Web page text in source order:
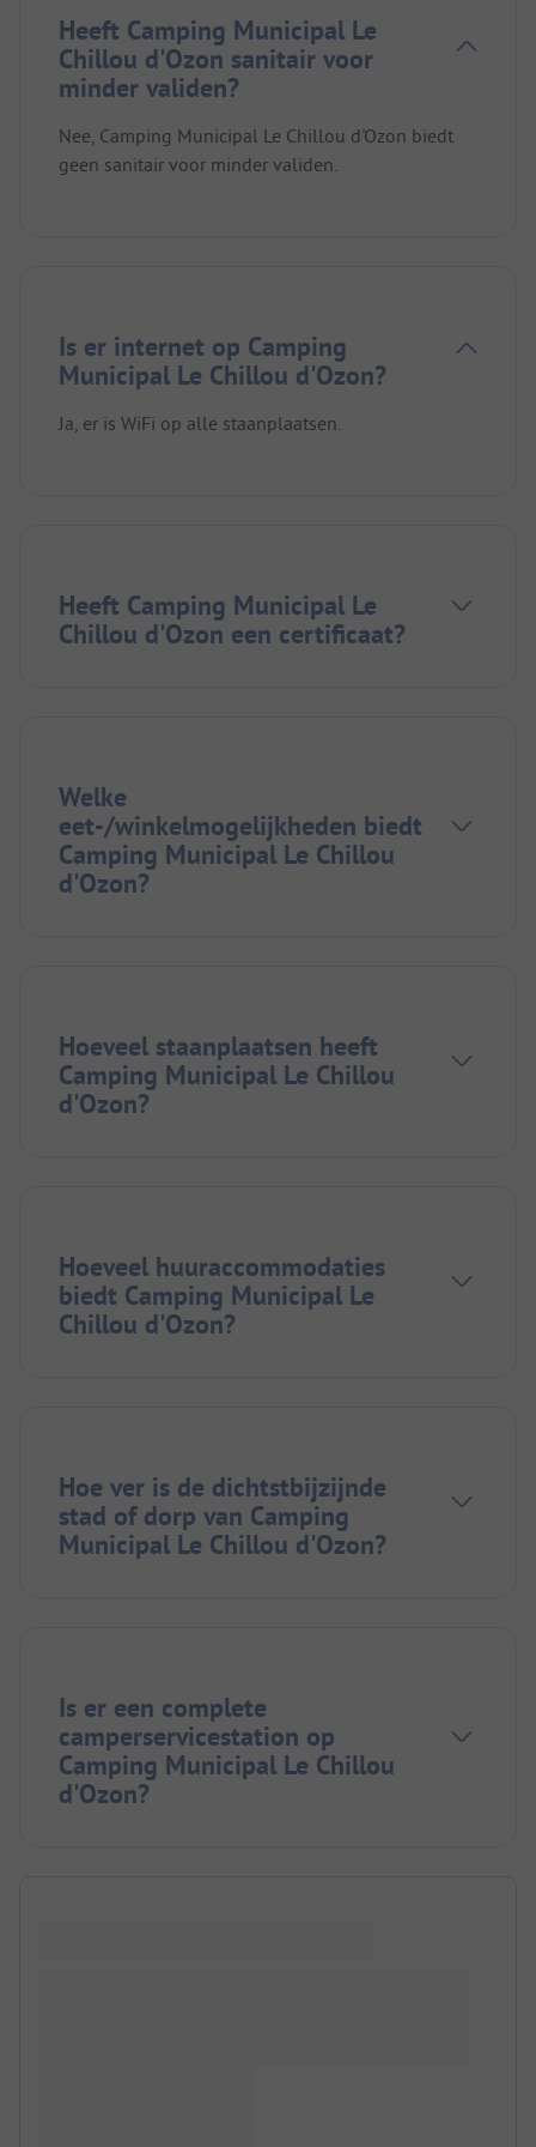
Heeft Camping Municipal Le
Chillou d'Ozon sanitair voor
minder validen?
Nee, Camping Municipal Le Chillou d'Ozon biedt
geen sanitair voor minder validen.
Is er internet op Camping
Municipal Le Chillou d'Ozon?
Ja, er is WiFi op alle staanplaatsen.
Heeft Camping Municipal Le
Chillou d'Ozon een certificaat?
Welke
eet-/winkelmogelijkheden biedt
Camping Municipal Le Chillou
d'Ozon?
Hoeveel staanplaatsen heeft
Camping Municipal Le Chillou
d'Ozon?
Hoeveel huuraccommodaties
biedt Camping Municipal Le
Chillou d'Ozon?
Hoe ver is de dichtstbijzijnde
stad of dorp van Camping
Municipal Le Chillou d'Ozon?
Is er een complete
camperservicestation op
Camping Municipal Le Chillou
d'Ozon?